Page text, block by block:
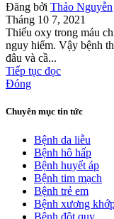
Đăng bởi Thảo Nguyễn
Tháng 10 7, 2021
Thiếu oxy trong máu
nguy hiểm. Vậy bệnh
đâu và cầ...
Tiếp tục đọc
Đóng
Chuyên mục tin tức
Bệnh da liễu
Bệnh hô hấp
Bệnh huyết áp
Bệnh tim mạch
Bệnh trẻ em
Bệnh xương
Bệnh đột quỵ